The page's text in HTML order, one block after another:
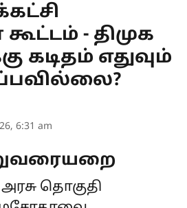
- திமுக
கடிதம் எதுவும்
6:31 am
தொகுதி